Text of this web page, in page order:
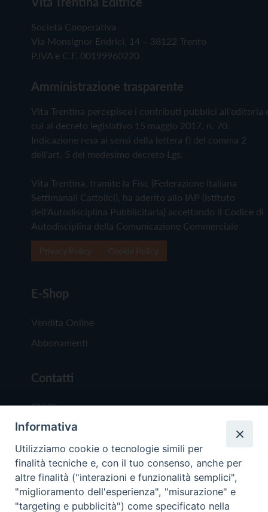
Società Cooperativa
Via Monsignor Endrici, 14 – 38122 Trento
P.IVA e C.F. 00199960220
Amministrazione trasparente
Vita Trentina percepisce i contributi pubblici all'editoria
cui al decreto legislativo 15 maggio 2017, n. 70.
Indicazione resa ai sensi della lettera f) del comma 2
dell'art. 5 del medesimo decreto Lgs.
Vita Trentina, tramite la Fisc (Federazione Italiana
Settimanali Cattolici), ha aderito allo IAP (Istituto
dell'Autodisciplina Pubblicitaria) accettando il Codice di
Autodisciplina della Comunicazione Commerciale
E-Shop
Vendita Online
Abbonamenti
Contatti
Chi Siamo
Redazione
Scrivici
Informativa
Utilizziamo cookie o tecnologie simili per
finalità tecniche e, con il tuo consenso, anche per
altre finalità ("interazioni e funzionalità semplici",
"miglioramento dell'esperienza", "misurazione" e
"targeting e pubblicità") come specificato nella